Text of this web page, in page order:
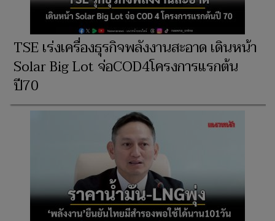
TSE เร่งเครื่องธุรกิจพลังงานสะอาด เดินหน้า
Solar Big Lot จ่อCOD4โครงการแรกต้น
ปี70